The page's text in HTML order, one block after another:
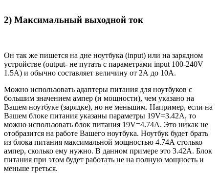
2) Максимальный выходной ток
Он так же пишется на дне ноутбука (input) или на зарядном
устройстве (output- не путать с параметрами input 100-240V
1.5A) и обычно составляет величину от 2А до 10A.
Можно использовать адаптеры питания для ноутбуков с
большим значением ампер (и мощности), чем указано на
Вашем ноутбуке (зарядке), но не меньшим. Например, если на
Вашем блоке питания указаны параметры 19V=3.42A, то
можно использовать блок питания 19V=4.74A. Это никак не
отобразится на работе Вашего ноутбука. Ноутбук будет брать
из блока питания максимальной мощностью 4.74А столько
ампер, сколько ему нужно. В данном примере это 3.42А. Блок
питания при этом будет работать не на полную мощность и
меньше греться.